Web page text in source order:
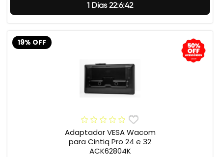
1 Dias 22:6:41
19% OFF
Adaptador VESA Wacom
para Cintiq Pro 24 e 32
ACK62804K